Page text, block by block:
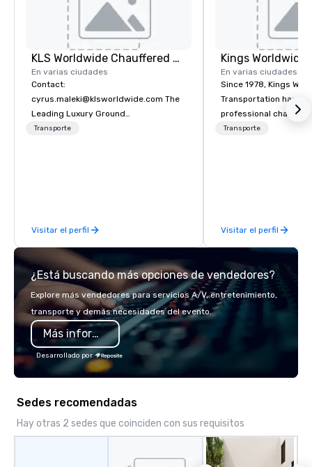
KLS Worldwide Chauffered Services
En varias ciudades
Contact:
cyrus.maleki@klsworldwide.com The
Leading Luxury Ground
Transportation company since 1998
Transporte
Visitar el perfil
En varias ciudades
Since 1978, Kings
Transportation has
professional
transportation
partner network. We are committed to
delivering high-
standards of today’s
and meetings
safety, punctuality,
dependable, polished
of corporate clients,
Transporte
Visitar el perfil
¿Está buscando más opciones de vendedores?
Explore más vendedores para servicios A/V, entretenimiento,
transporte y demás necesidades del evento.
Más información
Desarrollado por
Sedes recomendadas
Hay otras 2 sedes que coinciden con sus requisitos